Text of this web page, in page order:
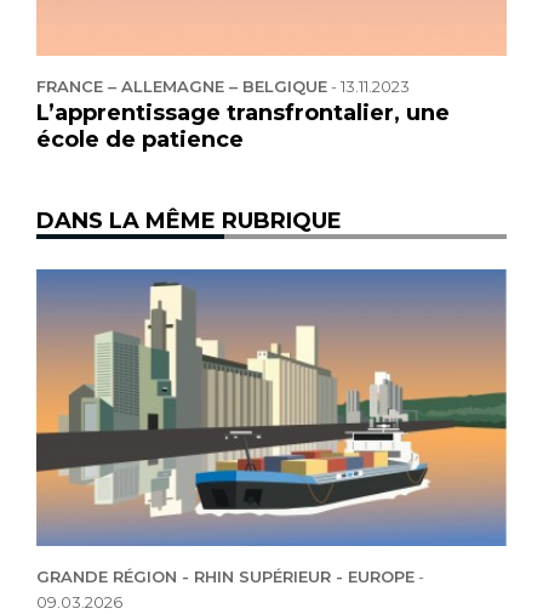
FRANCE – ALLEMAGNE – BELGIQUE-13.11.2023
L’apprentissage transfrontalier, une
école de patience
DANS LA MÊME RUBRIQUE
GRANDE RÉGION - RHIN SUPÉRIEUR - EUROPE-
09.03.2026